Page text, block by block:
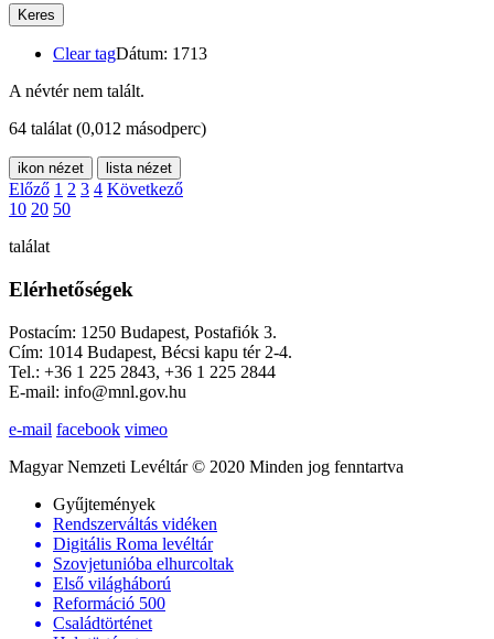
Keres
Clear tagDátum: 1713
A névtér nem talált.
64 találat (0,012 másodperc)
ikon nézet lista nézet
Előző 1 2 3 4 Következő
10 20 50
találat
Elérhetőségek
Postacím: 1250 Budapest, Postafiók 3.
Cím: 1014 Budapest, Bécsi kapu tér 2-4.
Tel.: +36 1 225 2843, +36 1 225 2844
E-mail: info@mnl.gov.hu
e-mail facebook vimeo
Magyar Nemzeti Levéltár © 2020 Minden jog fenntartva
Gyűjtemények
Rendszerváltás vidéken
Digitális Roma levéltár
Szovjetunióba elhurcoltak
Első világháború
Reformáció 500
Családtörténet